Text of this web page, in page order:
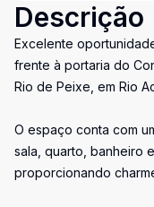
Descrição
Excelente
frente à portaria do
Rio de Peixe, em Rio
O espaço conta com
sala, quarto, banheiro
proporcionando